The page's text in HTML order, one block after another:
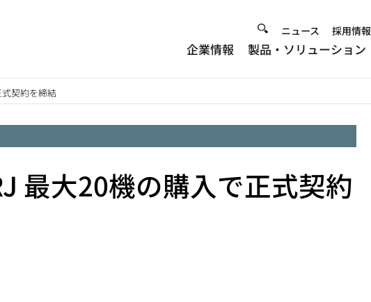
Header
ニュース 採用情報
企業情報 製品・ソリューション
契約を締結
最大20機の購入で正式契約